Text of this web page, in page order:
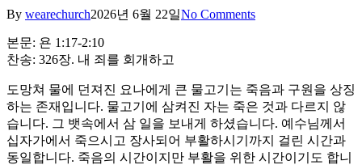
By wearechurch2026년 6월 22일No Comments
본문: 욘 1:17-2:10
찬송: 326장. 내 죄를 회개하고
도망쳐 물에 던져진 요나에게 큰 물고기는 죽음과 구원을 상징
하는 존재입니다. 물고기에 삼켜진 자는 죽은 것과 다르지 않
습니다. 그 뱃속에서 삼 일을 보내게 하셨습니다. 예수님께서
십자가에서 죽으시고 장사되어 부활하시기까지 걸린 시간과
동일합니다. 죽음의 시간이지만 부활을 위한 시간이기도 합니